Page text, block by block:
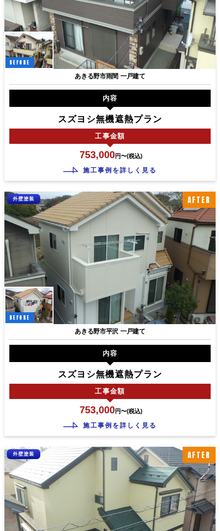
BEFORE
あきる野市雨間 一戸建て
内容
スズヨシ無機遮熱プラン
工事金額
753,000円〜(税込)
施工事例を詳しく見る
AFTER
BEFORE
外壁塗装
あきる野市平沢 一戸建て
内容
スズヨシ無機遮熱プラン
工事金額
753,000円〜(税込)
施工事例を詳しく見る
AFTER
外壁塗装